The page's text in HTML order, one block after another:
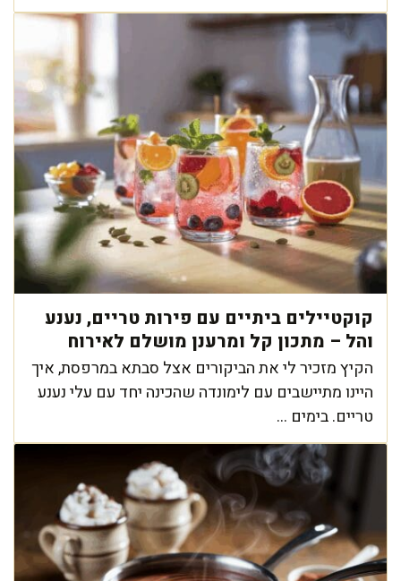
קוקטיילים ביתיים עם פירות טריים, נענע
והל – מתכון קל ומרענן מושלם לאירוח
הקיץ מזכיר לי את הביקורים אצל סבתא במרפסת, איך
היינו מתיישבים עם לימונדה שהכינה יחד עם עלי נענע
טריים. בימים ...